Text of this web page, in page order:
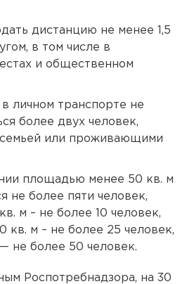
дистанцию не менее 1,5
в том числе в
и общественном
личном транспорте не
более двух человек,
семьей или проживающими
площадью менее 50 кв. м
не более пяти человек,
м – не более 10 человек,
м – не более 25 человек,
не более 50 человек.
Роспотребнадзора, на 30